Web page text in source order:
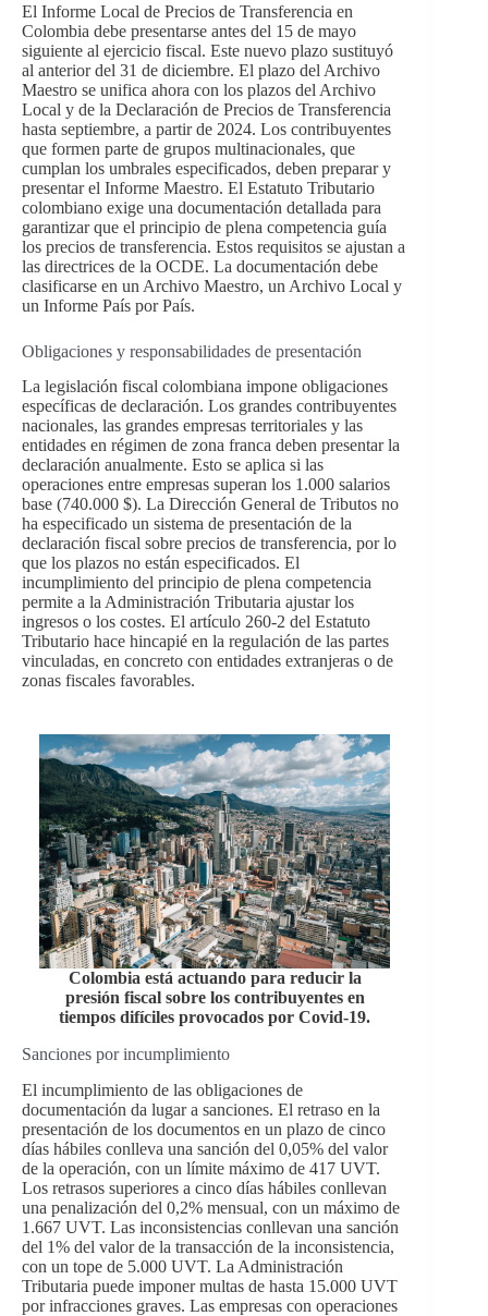
El Informe Local de Precios de Transferencia en
Colombia debe presentarse antes del 15 de mayo
siguiente al ejercicio fiscal. Este nuevo plazo sustituyó
al anterior del 31 de diciembre. El plazo del Archivo
Maestro se unifica ahora con los plazos del Archivo
Local y de la Declaración de Precios de Transferencia
hasta septiembre, a partir de 2024. Los contribuyentes
que formen parte de grupos multinacionales, que
cumplan los umbrales especificados, deben preparar y
presentar el Informe Maestro. El Estatuto Tributario
colombiano exige una documentación detallada para
garantizar que el principio de plena competencia guía
los precios de transferencia. Estos requisitos se ajustan a
las directrices de la OCDE. La documentación debe
clasificarse en un Archivo Maestro, un Archivo Local y
un Informe País por País.
Obligaciones y responsabilidades de presentación
La legislación fiscal colombiana impone obligaciones
específicas de declaración. Los grandes contribuyentes
nacionales, las grandes empresas territoriales y las
entidades en régimen de zona franca deben presentar la
declaración anualmente. Esto se aplica si las
operaciones entre empresas superan los 1.000 salarios
base (740.000 $). La Dirección General de Tributos no
ha especificado un sistema de presentación de la
declaración fiscal sobre precios de transferencia, por lo
que los plazos no están especificados. El
incumplimiento del principio de plena competencia
permite a la Administración Tributaria ajustar los
ingresos o los costes. El artículo 260-2 del Estatuto
Tributario hace hincapié en la regulación de las partes
vinculadas, en concreto con entidades extranjeras o de
zonas fiscales favorables.
Colombia está actuando para reducir la
presión fiscal sobre los contribuyentes en
tiempos difíciles provocados por Covid-19.
Sanciones por incumplimiento
El incumplimiento de las obligaciones de
documentación da lugar a sanciones. El retraso en la
presentación de los documentos en un plazo de cinco
días hábiles conlleva una sanción del 0,05% del valor
de la operación, con un límite máximo de 417 UVT.
Los retrasos superiores a cinco días hábiles conllevan
una penalización del 0,2% mensual, con un máximo de
1.667 UVT. Las inconsistencias conllevan una sanción
del 1% del valor de la transacción de la inconsistencia,
con un tope de 5.000 UVT. La Administración
Tributaria puede imponer multas de hasta 15.000 UVT
por infracciones graves. Las empresas con operaciones